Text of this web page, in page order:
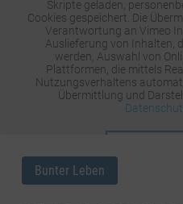
Skripte geladen,
Cookies gespeichert. Die
Verantwortung an Vimeo
Auslieferung von Inhalten,
werden, Auswahl von
Plattformen, die mittels
Nutzungsverhaltens
Übermittlung und
Bunter Leben